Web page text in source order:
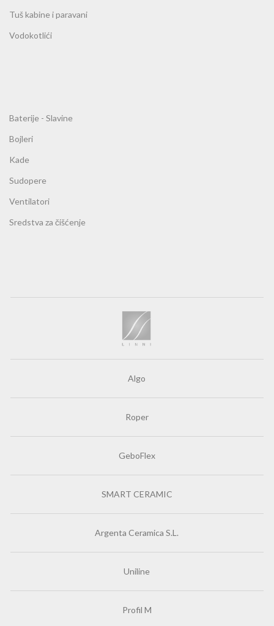
Tuš kabine i paravani
Vodokotlići
Baterije - Slavine
Bojleri
Kade
Sudopere
Ventilatori
Sredstva za čišćenje
Algo
Roper
GeboFlex
SMART CERAMIC
Argenta Ceramica S.L.
Uniline
Profil M